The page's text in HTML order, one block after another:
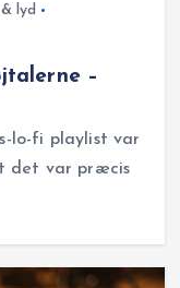
lyd
–
lo-fi playlist var
det var præcis